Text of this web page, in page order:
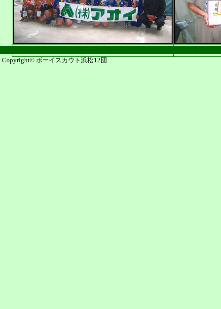
Copyright© ボーイスカウト浜松12団